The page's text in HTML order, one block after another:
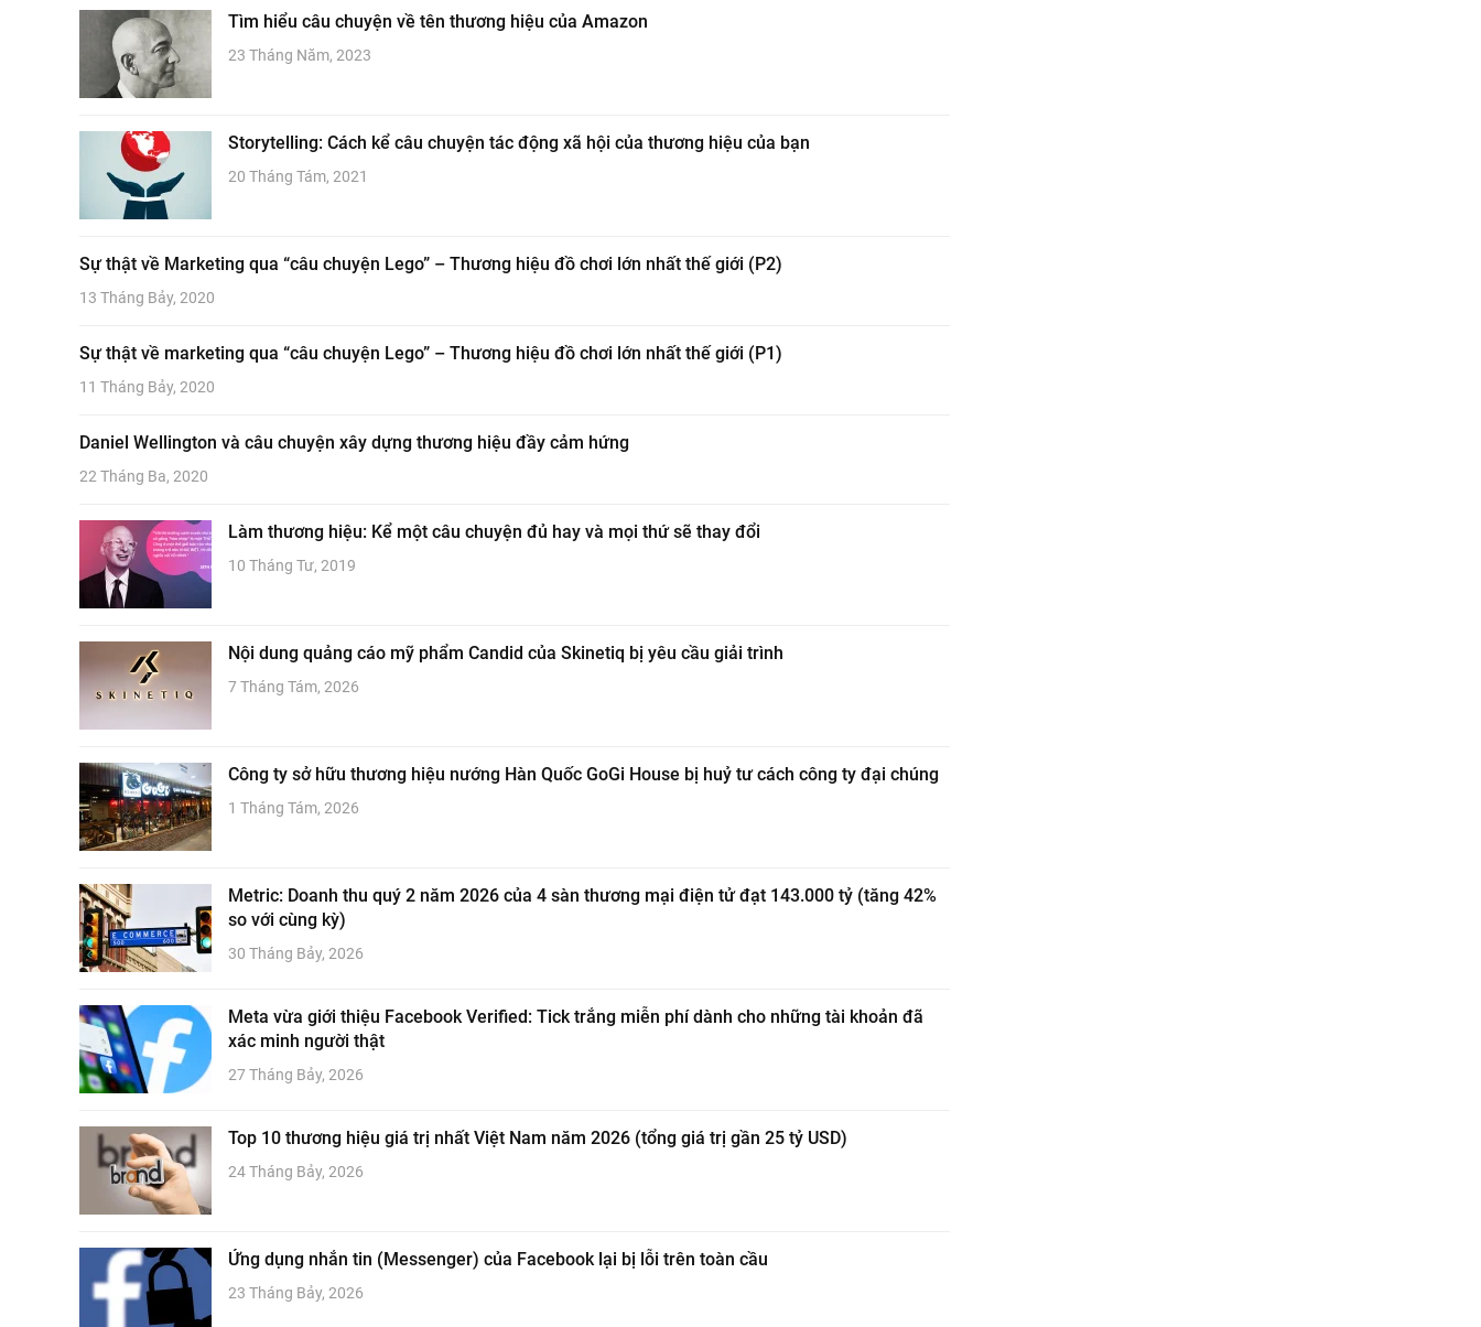
Tìm hiểu câu chuyện về tên thương hiệu của Amazon
23 Tháng Năm, 2023
Storytelling: Cách kể câu chuyện tác động xã hội của thương hiệu của bạn
20 Tháng Tám, 2021
Sự thật về Marketing qua “câu chuyện Lego” – Thương hiệu đồ chơi lớn nhất thế giới (P2)
13 Tháng Bảy, 2020
Sự thật về marketing qua “câu chuyện Lego” – Thương hiệu đồ chơi lớn nhất thế giới (P1)
11 Tháng Bảy, 2020
Daniel Wellington và câu chuyện xây dựng thương hiệu đầy cảm hứng
22 Tháng Ba, 2020
Làm thương hiệu: Kể một câu chuyện đủ hay và mọi thứ sẽ thay đổi
10 Tháng Tư, 2019
Nội dung quảng cáo mỹ phẩm Candid của Skinetiq bị yêu cầu giải trình
7 Tháng Tám, 2026
Công ty sở hữu thương hiệu nướng Hàn Quốc GoGi House bị huỷ tư cách công ty đại chúng
1 Tháng Tám, 2026
Metric: Doanh thu quý 2 năm 2026 của 4 sàn thương mại điện tử đạt 143.000 tỷ (tăng 42%
so với cùng kỳ)
30 Tháng Bảy, 2026
Meta vừa giới thiệu Facebook Verified: Tick trắng miễn phí dành cho những tài khoản đã
xác minh người thật
27 Tháng Bảy, 2026
Top 10 thương hiệu giá trị nhất Việt Nam năm 2026 (tổng giá trị gần 25 tỷ USD)
24 Tháng Bảy, 2026
Ứng dụng nhắn tin (Messenger) của Facebook lại bị lỗi trên toàn cầu
23 Tháng Bảy, 2026